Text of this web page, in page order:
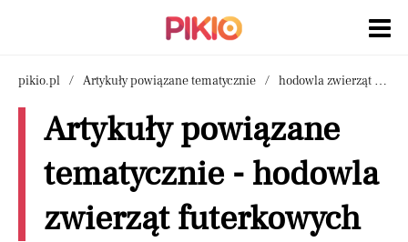
pikio.pl Artykuły powiązane tematycznie hodowla zwierząt futerkowych
Artykuły powiązane
tematycznie - hodowla
zwierząt futerkowych